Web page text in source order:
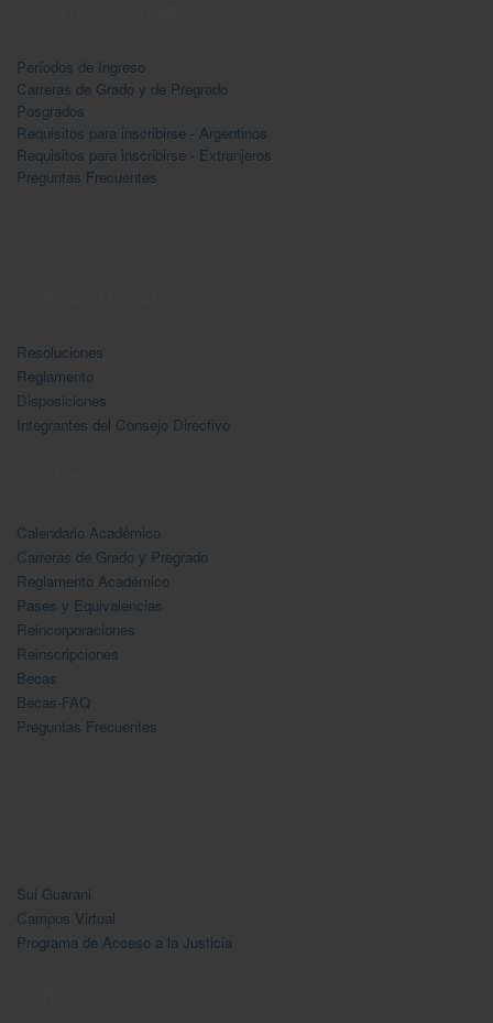
Períodos de Ingreso
Carreras de Grado y de Pregrado
Posgrados
Requisitos para inscribirse - Argentinos
Requisitos para inscribirse - Extranjeros
Preguntas Frecuentes
Resoluciones
Reglamento
Disposiciones
Integrantes del Consejo Directivo
Calendario Acadėmico
Carreras de Grado y Pregrado
Reglamento Académico
Pases y Equivalencias
Reincorporaciones
Reinscripciones
Becas
Becas-FAQ
Preguntas Frecuentes
Sui Guarani
Campus Virtual
Programa de Acceso a la Justicia